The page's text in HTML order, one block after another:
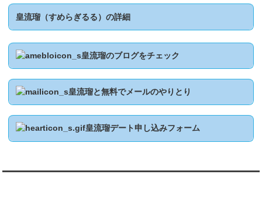
皇流瑠（すめらぎるる）の詳細
皇流瑠のブログをチェック
皇流瑠と無料でメールのやりとり
皇流瑠デート申し込みフォーム